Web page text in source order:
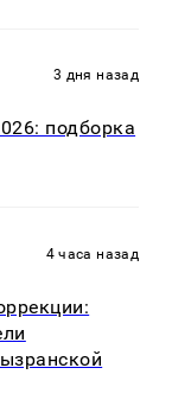
3 дня назад
подборка
4 часа назад